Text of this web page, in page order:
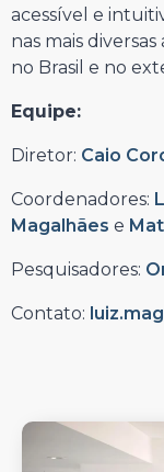
acessível e
nas mais
no Brasil e no
Equipe:
Diretor: Caio
Coordenadores:
Magalhães e
Pesquisadores:
Contato: